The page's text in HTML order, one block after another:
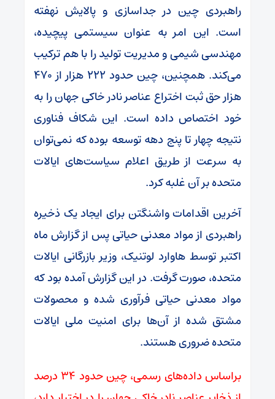
راهبردی چین در جداسازی و پالایش نهفته
است. این امر به عنوان سیستمی پیچیده،
مهندسی شیمی و مدیریت تولید را با هم ترکیب
می‌کند. همچنین، چین حدود ۲۲۲ هزار از ۴۷۰
هزار حق ثبت اختراع عناصر نادر خاکی جهان را به
خود اختصاص داده است. این شکاف فناوری
نتیجه چهار تا پنج دهه توسعه بوده که نمی‌توان
به سرعت از طریق اعلام سیاست‌های ایالات
متحده بر آن غلبه کرد.
آخرین اقدامات واشنگتن برای ایجاد یک ذخیره
راهبردی از مواد معدنی حیاتی پس از گزارش ماه
اکتبر توسط هاوارد لوتنیک، وزیر بازرگانی ایالات
متحده، صورت گرفت. در این گزارش آمده بود که
مواد معدنی حیاتی فرآوری شده و محصولات
مشتق شده از آن‌ها برای امنیت ملی ایالات
متحده ضروری هستند.
براساس داده‌های رسمی، چین حدود ۳۴ درصد